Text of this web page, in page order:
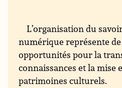
L’organisation du
numérique représente
opportunités pour la
connaissances et la mise
patrimoines culturels.